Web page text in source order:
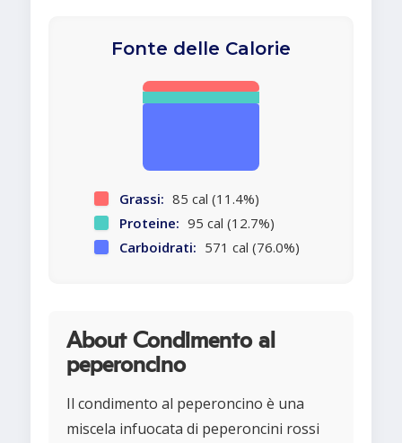
Fonte delle Calorie
Grassi: 85 cal (11.4%)
Proteine: 95 cal (12.7%)
Carboidrati: 571 cal (76.0%)
About Condimento al
peperoncino
Il condimento al peperoncino è una
miscela infuocata di peperoncini rossi